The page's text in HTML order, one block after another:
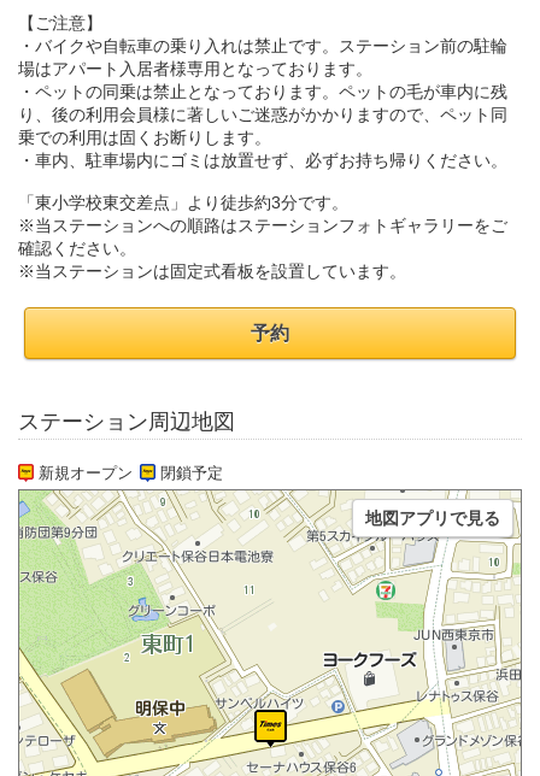
【ご注意】
・バイクや自転車の乗り入れは禁止です。ステーション前の駐輪
場はアパート入居者様専用となっております。
・ペットの同乗は禁止となっております。ペットの毛が車内に残
り、後の利用会員様に著しいご迷惑がかかりますので、ペット同
乗での利用は固くお断りします。
・車内、駐車場内にゴミは放置せず、必ずお持ち帰りください。
「東小学校東交差点」より徒歩約3分です。
※当ステーションへの順路はステーションフォトギャラリーをご
確認ください。
※当ステーションは固定式看板を設置しています。
予約
ステーション周辺地図
新規オープン 閉鎖予定
地図アプリで見る